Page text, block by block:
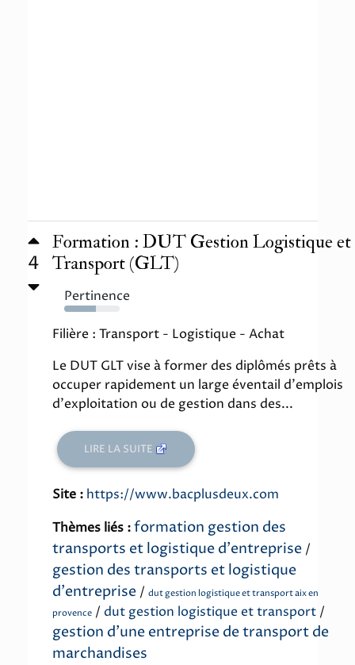
4
Formation : DUT Gestion Logistique et
Transport (GLT)
Pertinence
57%
Filière : Transport - Logistique - Achat
Le DUT GLT vise à former des diplômés prêts à
occuper rapidement un large éventail d'emplois
d'exploitation ou de gestion dans des...
LIRE LA SUITE
Site : https://www.bacplusdeux.com
Thèmes liés :formation gestion des
transports et logistique d'entreprise /
gestion des transports et logistique
d'entreprise / dut gestion logistique et transport aix en
provence / dut gestion logistique et transport /
gestion d'une entreprise de transport de
marchandises